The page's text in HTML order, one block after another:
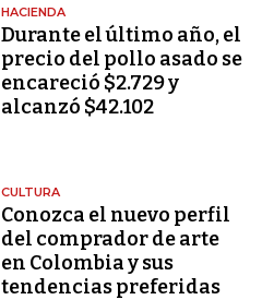
HACIENDA
Durante el último año, el
precio del pollo asado se
encareció $2.729 y
alcanzó $42.102
CULTURA
Conozca el nuevo perfil
del comprador de arte
en Colombia y sus
tendencias preferidas